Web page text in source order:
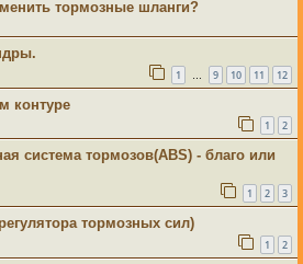
тормозные шланги?
1 … 9 10 11 12
контуре
1 2
система тормозов(ABS) - благо или
1 2 3
тормозных сил)
1 2